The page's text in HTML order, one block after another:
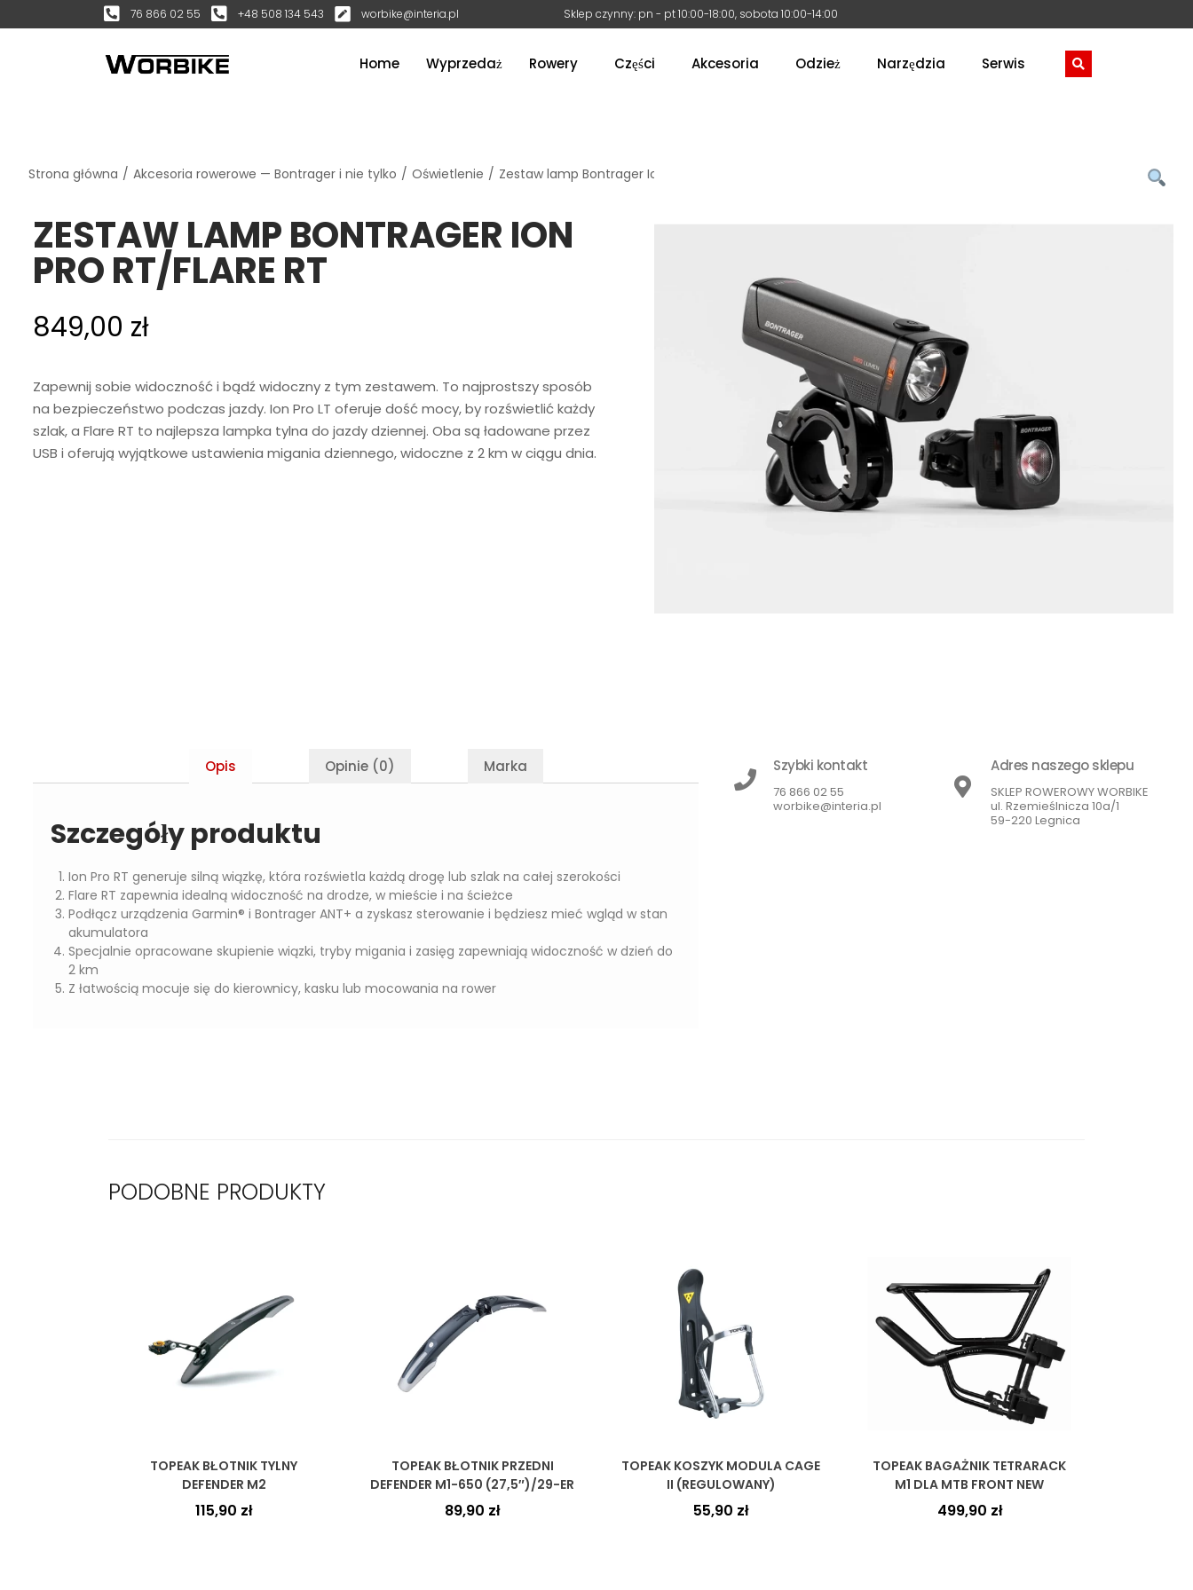
76 866 02 55 +48 508 134 543 worbike@interia.pl Sklep czynny: pn - pt 10:00-18:00, sobota 10:00-14:00
Home Wyprzedaż Rowery Części Akcesoria Odzież Narzędzia Serwis
Strona główna / Akcesoria rowerowe — Bontrager i nie tylko / Oświetlenie / Zestaw lamp Bontrager Ion Pro RT/Flare RT
ZESTAW LAMP BONTRAGER ION
PRO RT/FLARE RT
849,00 zł
Zapewnij sobie widoczność i bądź widoczny z tym zestawem. To najprostszy sposób
na bezpieczeństwo podczas jazdy. Ion Pro LT oferuje dość mocy, by rozświetlić każdy
szlak, a Flare RT to najlepsza lampka tylna do jazdy dziennej. Oba są ładowane przez
USB i oferują wyjątkowe ustawienia migania dziennego, widoczne z 2 km w ciągu dnia.
Opis Opinie (0) Marka
Szczegóły produktu
Ion Pro RT generuje silną wiązkę, która rozświetla każdą drogę lub szlak na całej szerokości
Flare RT zapewnia idealną widoczność na drodze, w mieście i na ścieżce
Podłącz urządzenia Garmin® i Bontrager ANT+ a zyskasz sterowanie i będziesz mieć wgląd w stan
akumulatora
Specjalnie opracowane skupienie wiązki, tryby migania i zasięg zapewniają widoczność w dzień do
2 km
Z łatwością mocuje się do kierownicy, kasku lub mocowania na rower
Szybki kontakt
76 866 02 55
worbike@interia.pl
Adres naszego sklepu
SKLEP ROWEROWY WORBIKE
ul. Rzemieślnicza 10a/1
59-220 Legnica
PODOBNE PRODUKTY
TOPEAK BŁOTNIK TYLNY
DEFENDER M2
115,90 zł
TOPEAK BŁOTNIK PRZEDNI
DEFENDER M1-650 (27,5″)/29-ER
89,90 zł
TOPEAK KOSZYK MODULA CAGE
II (REGULOWANY)
55,90 zł
TOPEAK BAGAŻNIK TETRARACK
M1 DLA MTB FRONT NEW
499,90 zł